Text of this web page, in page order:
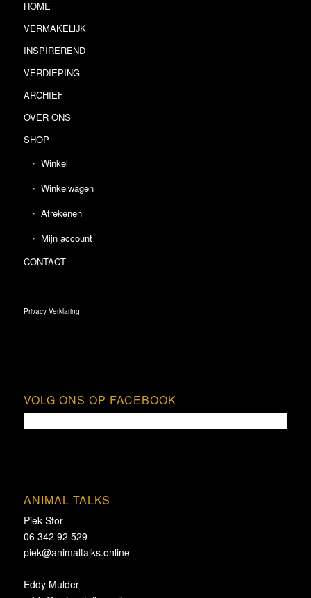
HOME
VERMAKELIJK
INSPIREREND
VERDIEPING
ARCHIEF
OVER ONS
SHOP
Winkel
Winkelwagen
Afrekenen
Mijn account
CONTACT
Privacy Verklaring
VOLG ONS OP FACEBOOK
ANIMAL TALKS
Piek Stor
06 342 92 529
piek@animaltalks.online
Eddy Mulder